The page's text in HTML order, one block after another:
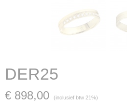
DER25
€ 898,00 (inclusief btw 21%)